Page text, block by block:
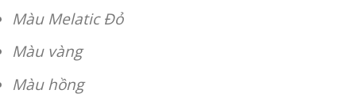
Màu Melatic Đỏ
Màu vàng
Màu hồng